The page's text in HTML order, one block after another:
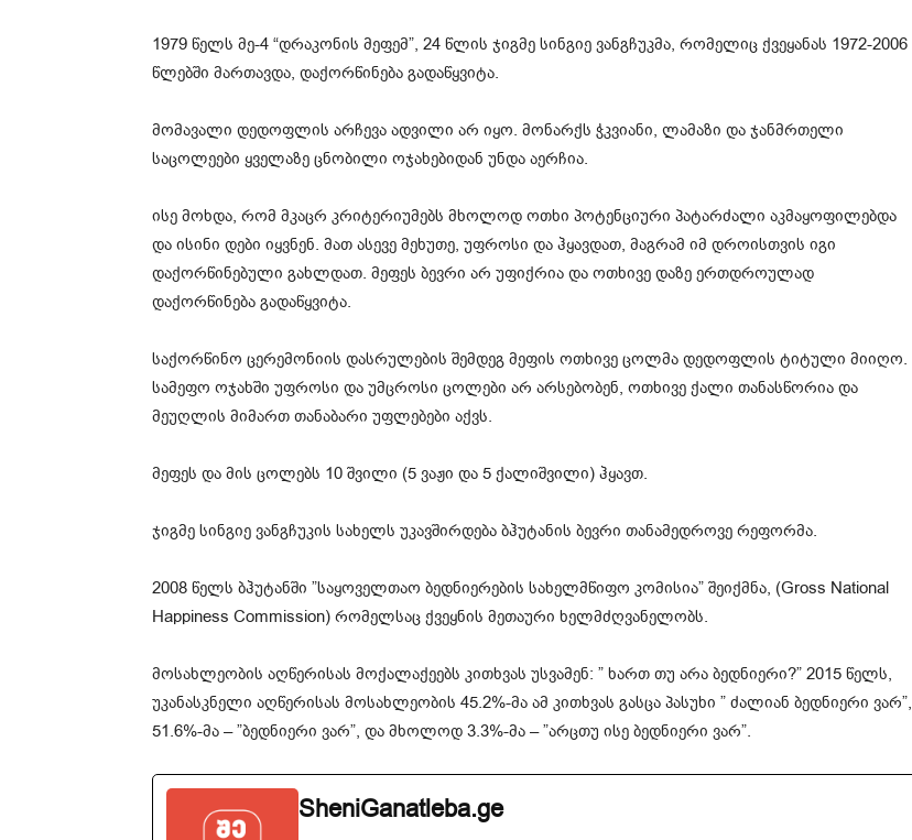
1979 წელს მე-4 “დრაკონის მეფემ”, 24 წლის ჯიგმე სინგიე ვანგჩუკმა, რომელიც ქვეყანას 1972-2006
წლებში მართავდა, დაქორწინება გადაწყვიტა.
მომავალი დედოფლის არჩევა ადვილი არ იყო. მონარქს ჭკვიანი, ლამაზი და ჯანმრთელი
საცოლეები ყველაზე ცნობილი ოჯახებიდან უნდა აერჩია.
ისე მოხდა, რომ მკაცრ კრიტერიუმებს მხოლოდ ოთხი პოტენციური პატარძალი აკმაყოფილებდა
და ისინი დები იყვნენ. მათ ასევე მეხუთე, უფროსი და ჰყავდათ, მაგრამ იმ დროისთვის იგი
დაქორწინებული გახლდათ. მეფეს ბევრი არ უფიქრია და ოთხივე დაზე ერთდროულად
დაქორწინება გადაწყვიტა.
საქორწინო ცერემონიის დასრულების შემდეგ მეფის ოთხივე ცოლმა დედოფლის ტიტული მიიღო.
სამეფო ოჯახში უფროსი და უმცროსი ცოლები არ არსებობენ, ოთხივე ქალი თანასწორია და
მეუღლის მიმართ თანაბარი უფლებები აქვს.
მეფეს და მის ცოლებს 10 შვილი (5 ვაჟი და 5 ქალიშვილი) ჰყავთ.
ჯიგმე სინგიე ვანგჩუკის სახელს უკავშირდება ბჰუტანის ბევრი თანამედროვე რეფორმა.
2008 წელს ბჰუტანში ”საყოველთაო ბედნიერების სახელმწიფო კომისია” შეიქმნა, (Gross National
Happiness Commission) რომელსაც ქვეყნის მეთაური ხელმძღვანელობს.
მოსახლეობის აღწერისას მოქალაქეებს კითხვას უსვამენ: ” ხართ თუ არა ბედნიერი?” 2015 წელს,
უკანასკნელი აღწერისას მოსახლეობის 45.2%-მა ამ კითხვას გასცა პასუხი ” ძალიან ბედნიერი ვარ”,
51.6%-მა – ”ბედნიერი ვარ”, და მხოლოდ 3.3%-მა – ”არცთუ ისე ბედნიერი ვარ”.
SheniGanatleba.ge